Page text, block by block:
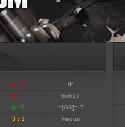
0 : 6
-df-
0 : 3
trick17
6 : 0
=[GS]= ?
3 : 3
Negus